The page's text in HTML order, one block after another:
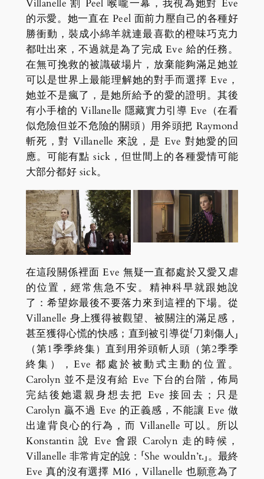
Villanelle 割 Peel 喉嚨一幕，我視為她對 Eve
的示愛。她一直在 Peel 面前力壓自己的各種好
勝衝動，裝成小綿羊就連最喜歡的橙味巧克力
都吐出來，不過就是為了完成 Eve 給的任務。
在無可挽救的被識破場片，放棄能夠滿足她並
可以是世界上最能理解她的對手而選擇 Eve，
她並不是瘋了，是她所給予的愛的證明。其後
有小手槍的 Villanelle 隱藏實力引導 Eve（在看
似危險但並不危險的關頭）用斧頭把 Raymond
斬死，對 Villanelle 來說，是 Eve 對她愛的回
應。可能有點 sick，但世間上的各種愛情可能
大部分都好 sick。
在這段關係裡面 Eve 無疑一直都處於又愛又虐
的位置，經常焦急不安。精神科早就跟她說
了：希望妳最後不要落力來到這裡的下場。從
Villanelle 身上獲得被觀望、被關注的滿足感，
甚至獲得心慌的快感；直到被引導從「刀刺傷人」
（第1季季終集）直到用斧頭斬人頭（第2季季
終集），Eve 都處於被動式主動的位置。
Carolyn 並不是沒有給 Eve 下台的台階，佈局
完結後她還親身想去把 Eve 接回去；只是
Carolyn 贏不過 Eve 的正義感，不能讓 Eve 做
出違背良心的行為，而 Villanelle 可以。所以
Konstantin 說 Eve 會跟 Carolyn 走的時候，
Villanelle 非常肯定的說：「She wouldn’t.」。最終
Eve 真的沒有選擇 MI6，Villanelle 也願意為了